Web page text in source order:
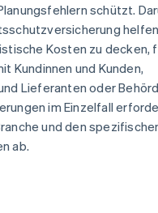
schützt.
Kosten zu decken,
Kundinnen und Kunden,
Lieferanten oder
im Einzelfall
und den
ab.